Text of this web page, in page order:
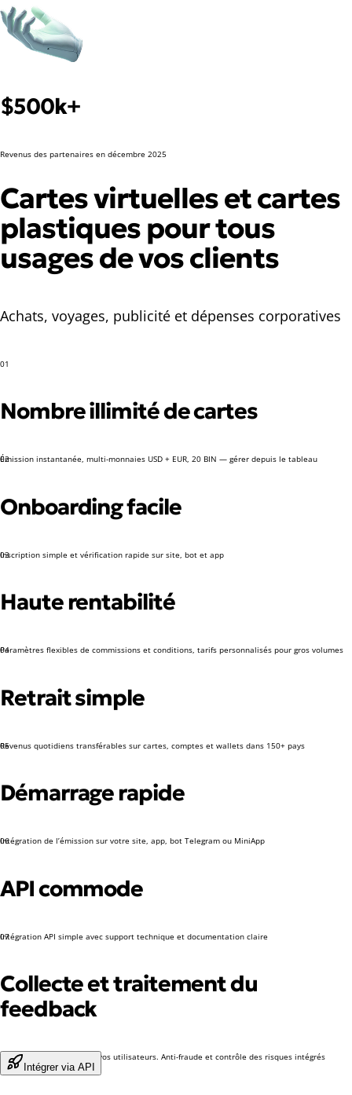
$500k+
Revenus des partenaires en décembre 2025
Cartes virtuelles et cartes
plastiques pour tous
usages de vos clients
Achats, voyages, publicité et dépenses corporatives
01
Nombre illimité de cartes
Émission instantanée, multi-monnaies USD + EUR, 20 BIN — gérer depuis le tableau
02
Onboarding facile
Inscription simple et vérification rapide sur site, bot et app
03
Haute rentabilité
Paramètres flexibles de commissions et conditions, tarifs personnalisés pour gros volumes
04
Retrait simple
Revenus quotidiens transférables sur cartes, comptes et wallets dans 150+ pays
05
Démarrage rapide
Intégration de l’émission sur votre site, app, bot Telegram ou MiniApp
06
API commode
Intégration API simple avec support technique et documentation claire
07
Collecte et traitement du
feedback
Canal support dédié pour vos utilisateurs. Anti-fraude et contrôle des risques intégrés
Intégrer via API